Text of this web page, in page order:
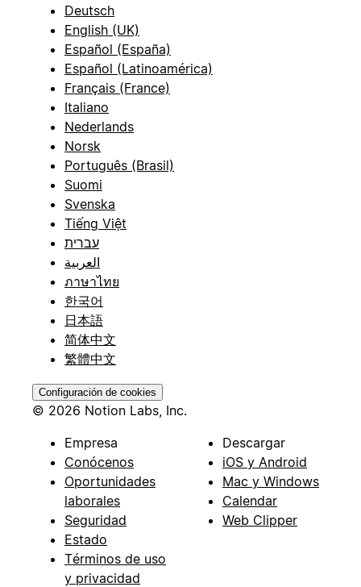
Deutsch
English (UK)
Español (España)
Español (Latinoamérica)
Français (France)
Italiano
Nederlands
Norsk
Português (Brasil)
Suomi
Svenska
Tiếng Việt
עברית
العربية
ภาษาไทย
한국어
日本語
简体中文
繁體中文
Configuración de cookies
© 2026 Notion Labs, Inc.
Empresa
Conócenos
Oportunidades
laborales
Seguridad
Estado
Términos de uso
y privacidad
Descargar
iOS y Android
Mac y Windows
Calendar
Web Clipper